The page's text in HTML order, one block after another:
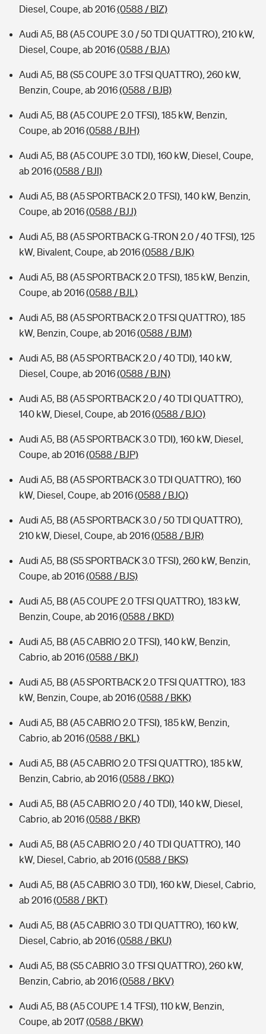
Diesel, Coupe, ab 2016(0588 / BIZ)
Audi A5, B8 (A5 COUPE 3.0 / 50 TDI QUATTRO), 210 kW,
Diesel, Coupe, ab 2016(0588 / BJA)
Audi A5, B8 (S5 COUPE 3.0 TFSI QUATTRO), 260 kW,
Benzin, Coupe, ab 2016(0588 / BJB)
Audi A5, B8 (A5 COUPE 2.0 TFSI), 185 kW, Benzin,
Coupe, ab 2016(0588 / BJH)
Audi A5, B8 (A5 COUPE 3.0 TDI), 160 kW, Diesel, Coupe,
ab 2016(0588 / BJI)
Audi A5, B8 (A5 SPORTBACK 2.0 TFSI), 140 kW, Benzin,
Coupe, ab 2016(0588 / BJJ)
Audi A5, B8 (A5 SPORTBACK G-TRON 2.0 / 40 TFSI), 125
kW, Bivalent, Coupe, ab 2016(0588 / BJK)
Audi A5, B8 (A5 SPORTBACK 2.0 TFSI), 185 kW, Benzin,
Coupe, ab 2016(0588 / BJL)
Audi A5, B8 (A5 SPORTBACK 2.0 TFSI QUATTRO), 185
kW, Benzin, Coupe, ab 2016(0588 / BJM)
Audi A5, B8 (A5 SPORTBACK 2.0 / 40 TDI), 140 kW,
Diesel, Coupe, ab 2016(0588 / BJN)
Audi A5, B8 (A5 SPORTBACK 2.0 / 40 TDI QUATTRO),
140 kW, Diesel, Coupe, ab 2016(0588 / BJO)
Audi A5, B8 (A5 SPORTBACK 3.0 TDI), 160 kW, Diesel,
Coupe, ab 2016(0588 / BJP)
Audi A5, B8 (A5 SPORTBACK 3.0 TDI QUATTRO), 160
kW, Diesel, Coupe, ab 2016(0588 / BJQ)
Audi A5, B8 (A5 SPORTBACK 3.0 / 50 TDI QUATTRO),
210 kW, Diesel, Coupe, ab 2016(0588 / BJR)
Audi A5, B8 (S5 SPORTBACK 3.0 TFSI), 260 kW, Benzin,
Coupe, ab 2016(0588 / BJS)
Audi A5, B8 (A5 COUPE 2.0 TFSI QUATTRO), 183 kW,
Benzin, Coupe, ab 2016(0588 / BKD)
Audi A5, B8 (A5 CABRIO 2.0 TFSI), 140 kW, Benzin,
Cabrio, ab 2016(0588 / BKJ)
Audi A5, B8 (A5 SPORTBACK 2.0 TFSI QUATTRO), 183
kW, Benzin, Coupe, ab 2016(0588 / BKK)
Audi A5, B8 (A5 CABRIO 2.0 TFSI), 185 kW, Benzin,
Cabrio, ab 2016(0588 / BKL)
Audi A5, B8 (A5 CABRIO 2.0 TFSI QUATTRO), 185 kW,
Benzin, Cabrio, ab 2016(0588 / BKQ)
Audi A5, B8 (A5 CABRIO 2.0 / 40 TDI), 140 kW, Diesel,
Cabrio, ab 2016(0588 / BKR)
Audi A5, B8 (A5 CABRIO 2.0 / 40 TDI QUATTRO), 140
kW, Diesel, Cabrio, ab 2016(0588 / BKS)
Audi A5, B8 (A5 CABRIO 3.0 TDI), 160 kW, Diesel, Cabrio,
ab 2016(0588 / BKT)
Audi A5, B8 (A5 CABRIO 3.0 TDI QUATTRO), 160 kW,
Diesel, Cabrio, ab 2016(0588 / BKU)
Audi A5, B8 (S5 CABRIO 3.0 TFSI QUATTRO), 260 kW,
Benzin, Cabrio, ab 2016(0588 / BKV)
Audi A5, B8 (A5 COUPE 1.4 TFSI), 110 kW, Benzin,
Coupe, ab 2017(0588 / BKW)